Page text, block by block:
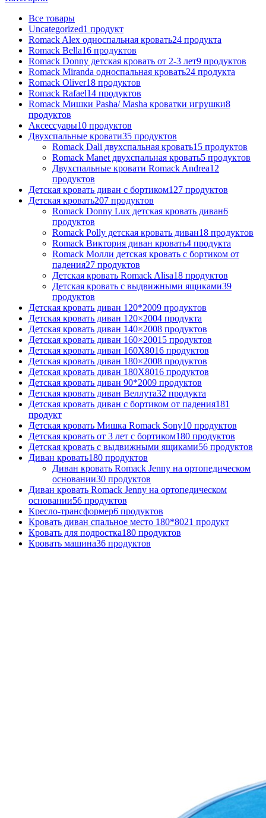
Все товары
Uncategorized1 продукт
Romack Alex односпальная кровать24 продукта
Romack Bella16 продуктов
Romack Donny детская кровать от 2-3 лет9 продуктов
Romack Miranda односпальная кровать24 продукта
Romack Oliver18 продуктов
Romack Rafael14 продуктов
Romack Мишки Pasha/ Masha кроватки игрушки8
продуктов
Аксессуары10 продуктов
Двухспальные кровати35 продуктов
Romack Dali двухспальная кровать15 продуктов
Romack Manet двухспальная кровать5 продуктов
Двухспальные кровати Romack Andrea12
продуктов
Детcкая кровать диван с бортиком127 продуктов
Детская кровать207 продуктов
Romack Donny Lux детская кровать диван6
продуктов
Romack Polly детская кровать диван18 продуктов
Romack Виктория диван кровать4 продукта
Romack Молли детская кровать с бортиком от
падения27 продуктов
Детская кровать Romack Alisa18 продуктов
Детская кровать с выдвижными ящиками39
продуктов
Детская кровать диван 120*2009 продуктов
Детская кровать диван 120×2004 продукта
Детская кровать диван 140×2008 продуктов
Детская кровать диван 160×20015 продуктов
Детская кровать диван 160Х8016 продуктов
Детская кровать диван 180×2008 продуктов
Детская кровать диван 180Х8016 продуктов
Детская кровать диван 90*2009 продуктов
Детская кровать диван Веллута32 продукта
Детская кровать диван с бортиком от падения181
продукт
Детская кровать Мишка Romack Sony10 продуктов
Детская кровать от 3 лет с бортиком180 продуктов
Детская кровать с выдвижными ящиками56 продуктов
Диван кровать180 продуктов
Диван кровать Romack Jenny на ортопедическом
основании30 продуктов
Диван кровать Romack Jenny на ортопедическом
основании56 продуктов
Кресло-трансформер6 продуктов
Кровать диван спальное место 180*8021 продукт
Кровать для подростка180 продуктов
Кровать машина36 продуктов